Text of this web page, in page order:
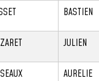
BASTIEN
JULIEN
AURELIE